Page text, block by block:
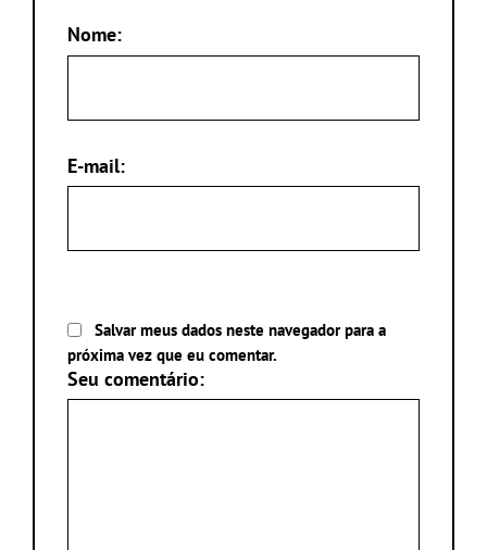
Nome:
E-mail:
Salvar meus dados neste navegador para a
próxima vez que eu comentar.
Seu comentário: